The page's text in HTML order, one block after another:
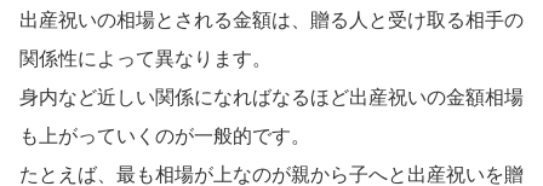
出産祝いの相場とされる金額は、贈る人と受け取る相手の
関係性によって異なります。
身内など近しい関係になればなるほど出産祝いの金額相場
も上がっていくのが一般的です。
たとえば、最も相場が上なのが親から子へと出産祝いを贈